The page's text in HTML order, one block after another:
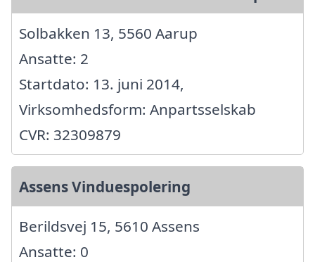
Solbakken 13, 5560 Aarup
Ansatte: 2
Startdato: 13. juni 2014,
Virksomhedsform: Anpartsselskab
CVR: 32309879
Assens Vinduespolering
Berildsvej 15, 5610 Assens
Ansatte: 0